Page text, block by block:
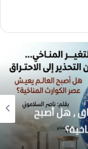
، هل أصبح